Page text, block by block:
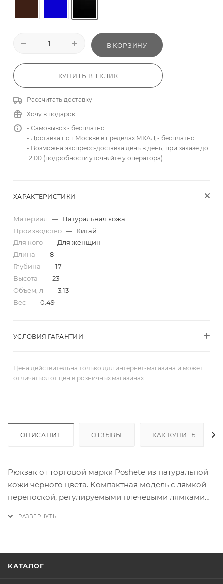
В КОРЗИНУ
КУПИТЬ В 1 КЛИК
Рассчитать доставку
Хочу в подарок
- Самовывоз - бесплатно
- Доставка по г.Москве в пределах МКАД - бесплатно
- Возможна экспресс-доставка день в день, при заказе до
12.00 (подробности уточняйте у оператора)
ХАРАКТЕРИСТИКИ
Материал — Натуральная кожа
Производство — Китай
Для кого — Для женщин
Длина — 8
Глубина — 17
Высота — 23
Объем, л — 3.13
Вес — 0.49
УСЛОВИЯ ГАРАНТИИ
Цена действительна только для интернет-магазина и может
отличаться от цен в розничных магазинах
ОПИСАНИЕ ОТЗЫВЫ КАК КУПИТЬ
Рюкзак от торговой марки Poshete из натуральной
кожи черного цвета. Компактная модель с лямкой-
переноской, регулируемыми плечевыми лямками
КАТАЛОГ